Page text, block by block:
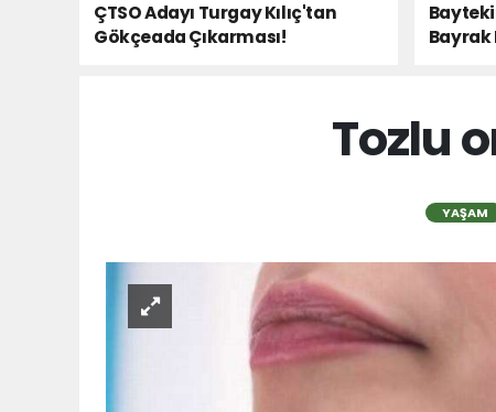
ÇTSO Adayı Turgay Kılıç'tan
Gökçeada Çıkarması!
Bayrak
Tozlu
YAŞAM